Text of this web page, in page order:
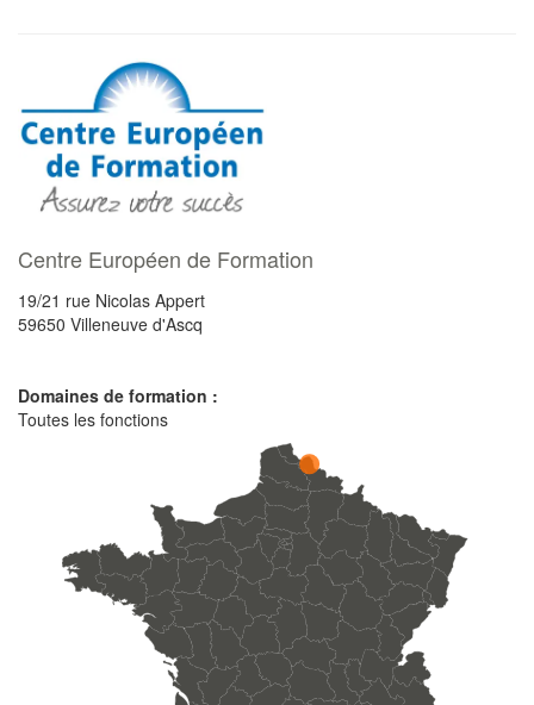
Centre Européen de Formation
19/21 rue Nicolas Appert
59650 Villeneuve d'Ascq
Domaines de formation :
Toutes les fonctions